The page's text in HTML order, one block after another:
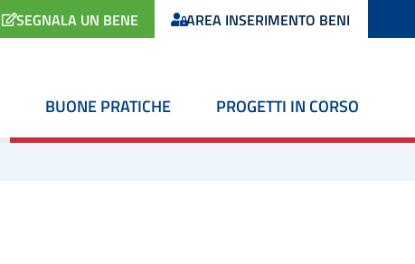
SEGNALA UN BENE AREA INSERIMENTO BENI
BUONE PRATICHE PROGETTI IN CORSO